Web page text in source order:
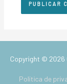
Copyright © 2026
Política de